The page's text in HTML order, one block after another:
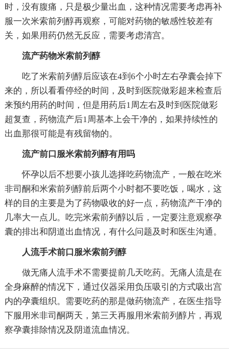
时，没有腹痛，只是极少量出血，这种情况需要考虑再补
服一次米索前列醇再观察，可能对药物的敏感性较差有
关，如果用药仍然无反应，需要考虑清宫。
流产药物米索前列醇
吃了米索前列醇后应该在4到6个小时左右孕囊会掉下
来的，所以看看停经的时间，及时到医院做彩超来检查后
来预约用药的时间，但是用药后1周左右及时到医院做彩
超复查，药物流产后1周基本上会干净的，如果持续性的
出血那很可能是有残留物的。
流产前口服米索前列醇有用吗
怀孕以后不想要小孩儿选择吃药物流产，一般在吃米
非司酮和米索前列醇前后两个小时都不要吃饭，喝水，这
样的目的主要是为了药物吸收的好一点，药物流产干净的
几率大一点儿。吃完米索前列醇以后，一定要注意观察孕
囊的排出和阴道出血情况，有什么问题及时和医生沟通。
人流手术前口服米索前列醇
做无痛人流手术不需要提前几天吃药。无痛人流是在
全身麻醉的情况下，通过仪器采用负压吸引的方式吸出宫
内的孕囊组织。需要吃药的那是做药物流产，在医生指导
下服用米非司酮两天，第三天再服用米索前列醇片，再观
察孕囊排除情况及阴道流血情况。